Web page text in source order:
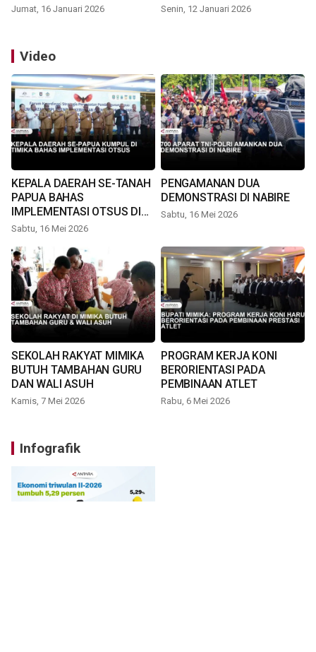
Jumat, 16 Januari 2026 Senin, 12 Januari 2026
Video
KEPALA DAERAH SE-TANAH
PAPUA BAHAS
IMPLEMENTASI OTSUS DI
TIMIKA
Sabtu, 16 Mei 2026
PENGAMANAN DUA
DEMONSTRASI DI NABIRE
Sabtu, 16 Mei 2026
SEKOLAH RAKYAT MIMIKA
BUTUH TAMBAHAN GURU
DAN WALI ASUH
Kamis, 7 Mei 2026
PROGRAM KERJA KONI
BERORIENTASI PADA
PEMBINAAN ATLET
Rabu, 6 Mei 2026
Infografik